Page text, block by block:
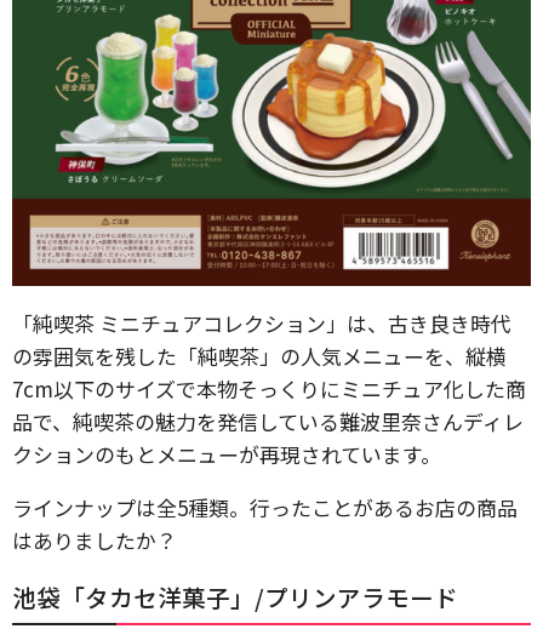
「純喫茶 ミニチュアコレクション」は、古き良き時代
の雰囲気を残した「純喫茶」の人気メニューを、縦横
7cm以下のサイズで本物そっくりにミニチュア化した商
品で、純喫茶の魅力を発信している難波里奈さんディレ
クションのもとメニューが再現されています。
ラインナップは全5種類。行ったことがあるお店の商品
はありましたか？
池袋「タカセ洋菓子」/プリンアラモード